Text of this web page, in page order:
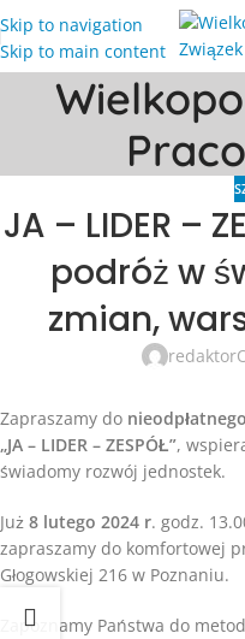
Skip to navigation
Skip to main content
JA – LIDER –
podróż w
zmian,
redaktor
Zapraszamy do
„JA – LIDER – ZESPÓŁ”,
świadomy rozwój jednostek.
Już 8 lutego 2024 r. godz.
zapraszamy do komfortowej
Głogowskiej 216 w Poznaniu.
Zapoznamy Państwa do